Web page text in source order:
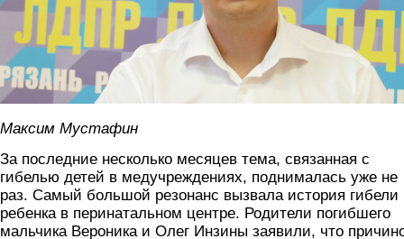
Максим Мустафин
За последние несколько месяцев тема, связанная с
гибелью детей в медучреждениях, поднималась уже не
раз. Самый большой резонанс вызвала история гибели
ребенка в перинатальном центре. Родители погибшего
мальчика Вероника и Олег Инзины заявили, что